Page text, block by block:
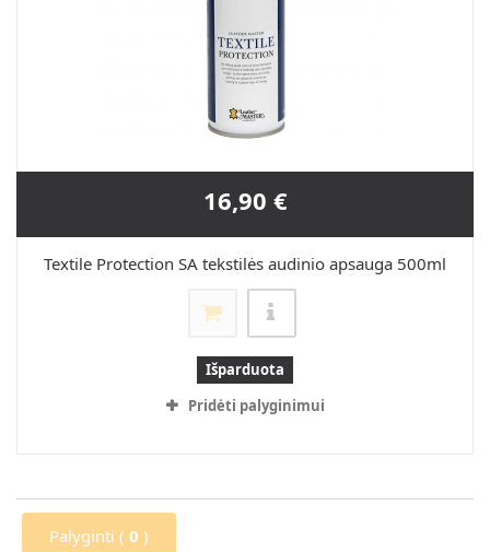
16,90 €
Textile Protection SA tekstilės audinio apsauga 500ml
Išparduota
Pridėti palyginimui
Palyginti ( 0 )